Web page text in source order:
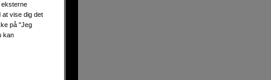
eksterne
at vise dig det
på "Jeg
kan